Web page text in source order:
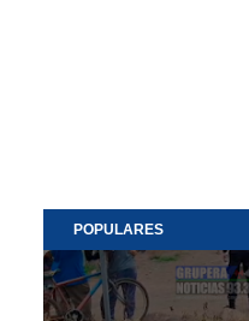
POPULARES